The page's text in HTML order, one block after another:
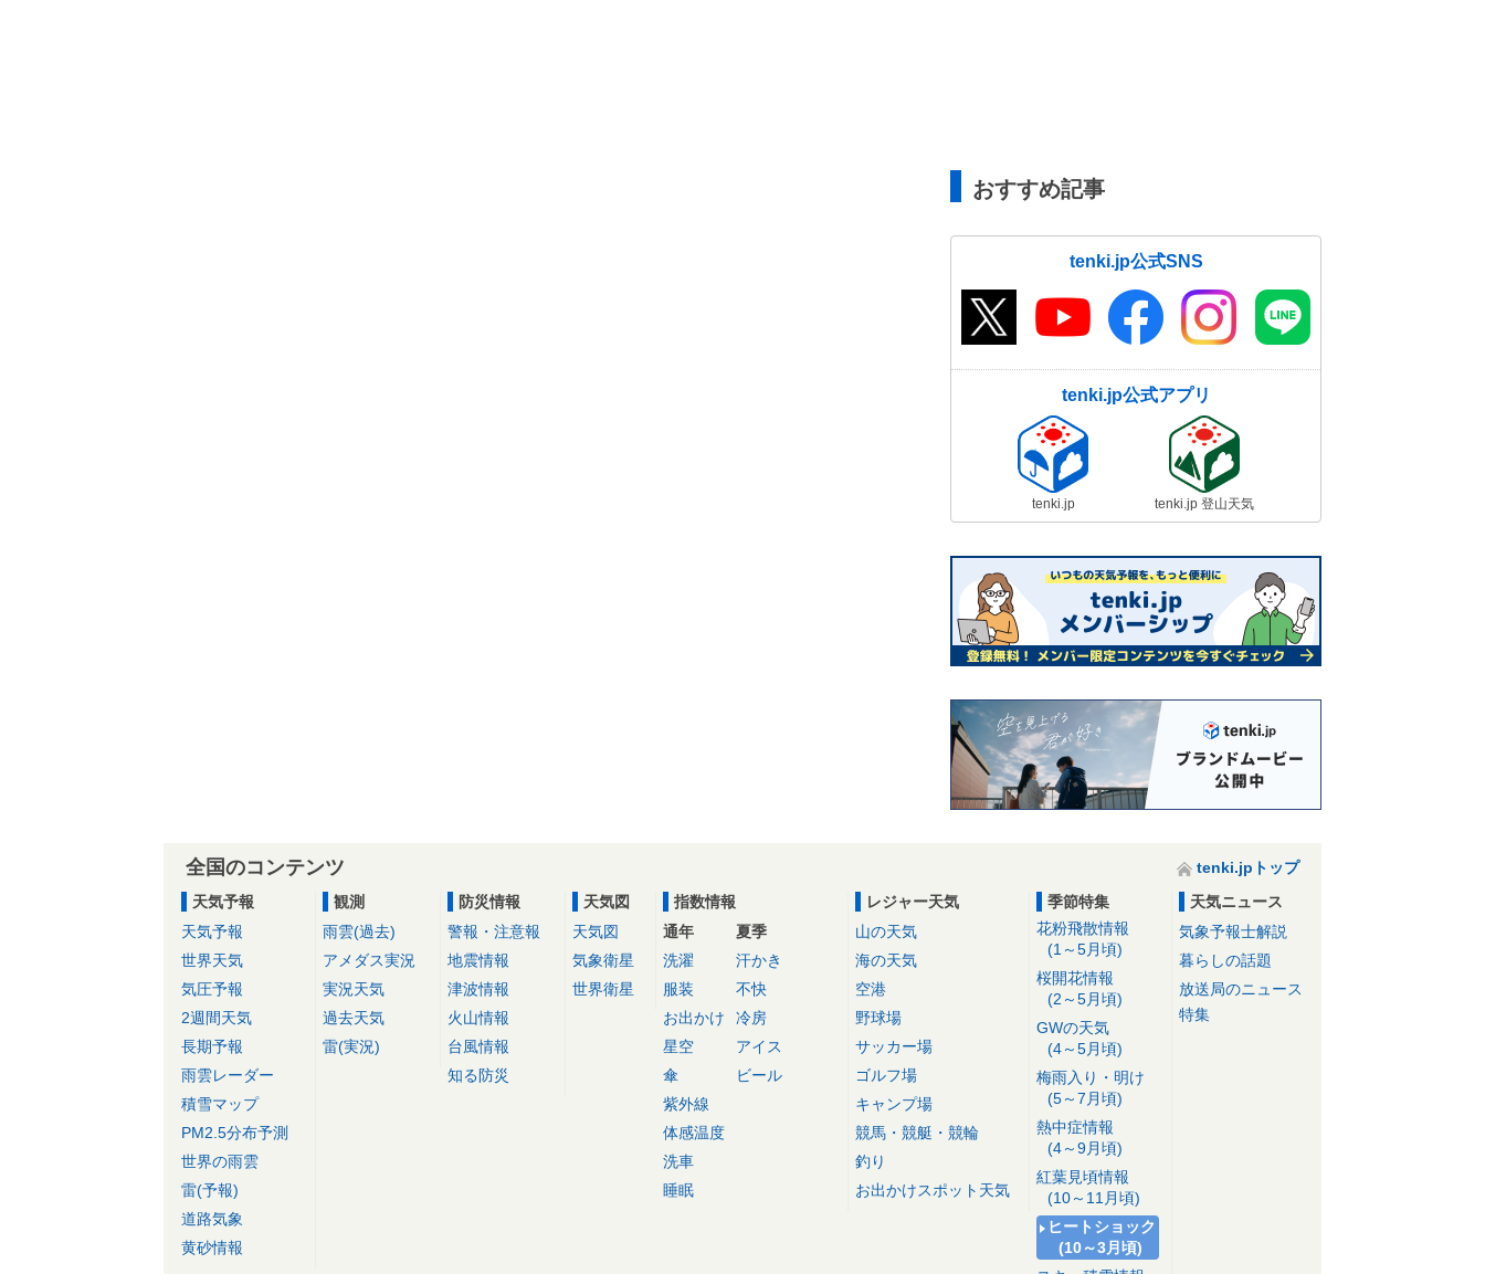
おすすめ記事
tenki.jp公式SNS
tenki.jp公式アプリ
tenki.jp tenki.jp 登山天気
全国のコンテンツ
tenki.jpトップ
天気予報
天気予報
世界天気
気圧予報
2週間天気
長期予報
雨雲レーダー
積雪マップ
PM2.5分布予測
世界の雨雲
雷(予報)
道路気象
黄砂情報
観測
雨雲(過去)
アメダス実況
実況天気
過去天気
雷(実況)
防災情報
警報・注意報
地震情報
津波情報
火山情報
台風情報
知る防災
天気図
天気図
気象衛星
世界衛星
指数情報
通年
洗濯
服装
お出かけ
星空
傘
紫外線
体感温度
洗車
睡眠
夏季
汗かき
不快
冷房
アイス
ビール
レジャー天気
山の天気
海の天気
空港
野球場
サッカー場
ゴルフ場
キャンプ場
競馬・競艇・競輪
釣り
お出かけスポット天気
季節特集
花粉飛散情報
(1～5月頃)
桜開花情報
(2～5月頃)
GWの天気
(4～5月頃)
梅雨入り・明け
(5～7月頃)
熱中症情報
(4～9月頃)
紅葉見頃情報
(10～11月頃)
ヒートショック
(10～3月頃)
天気ニュース
気象予報士解説
暮らしの話題
放送局のニュース
特集